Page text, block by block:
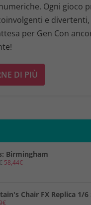
Ogni gioco
e divertenti,
per Gen Con
DI PIÙ
Birmingham
58,44€
Chair FX Replica 1/6
€